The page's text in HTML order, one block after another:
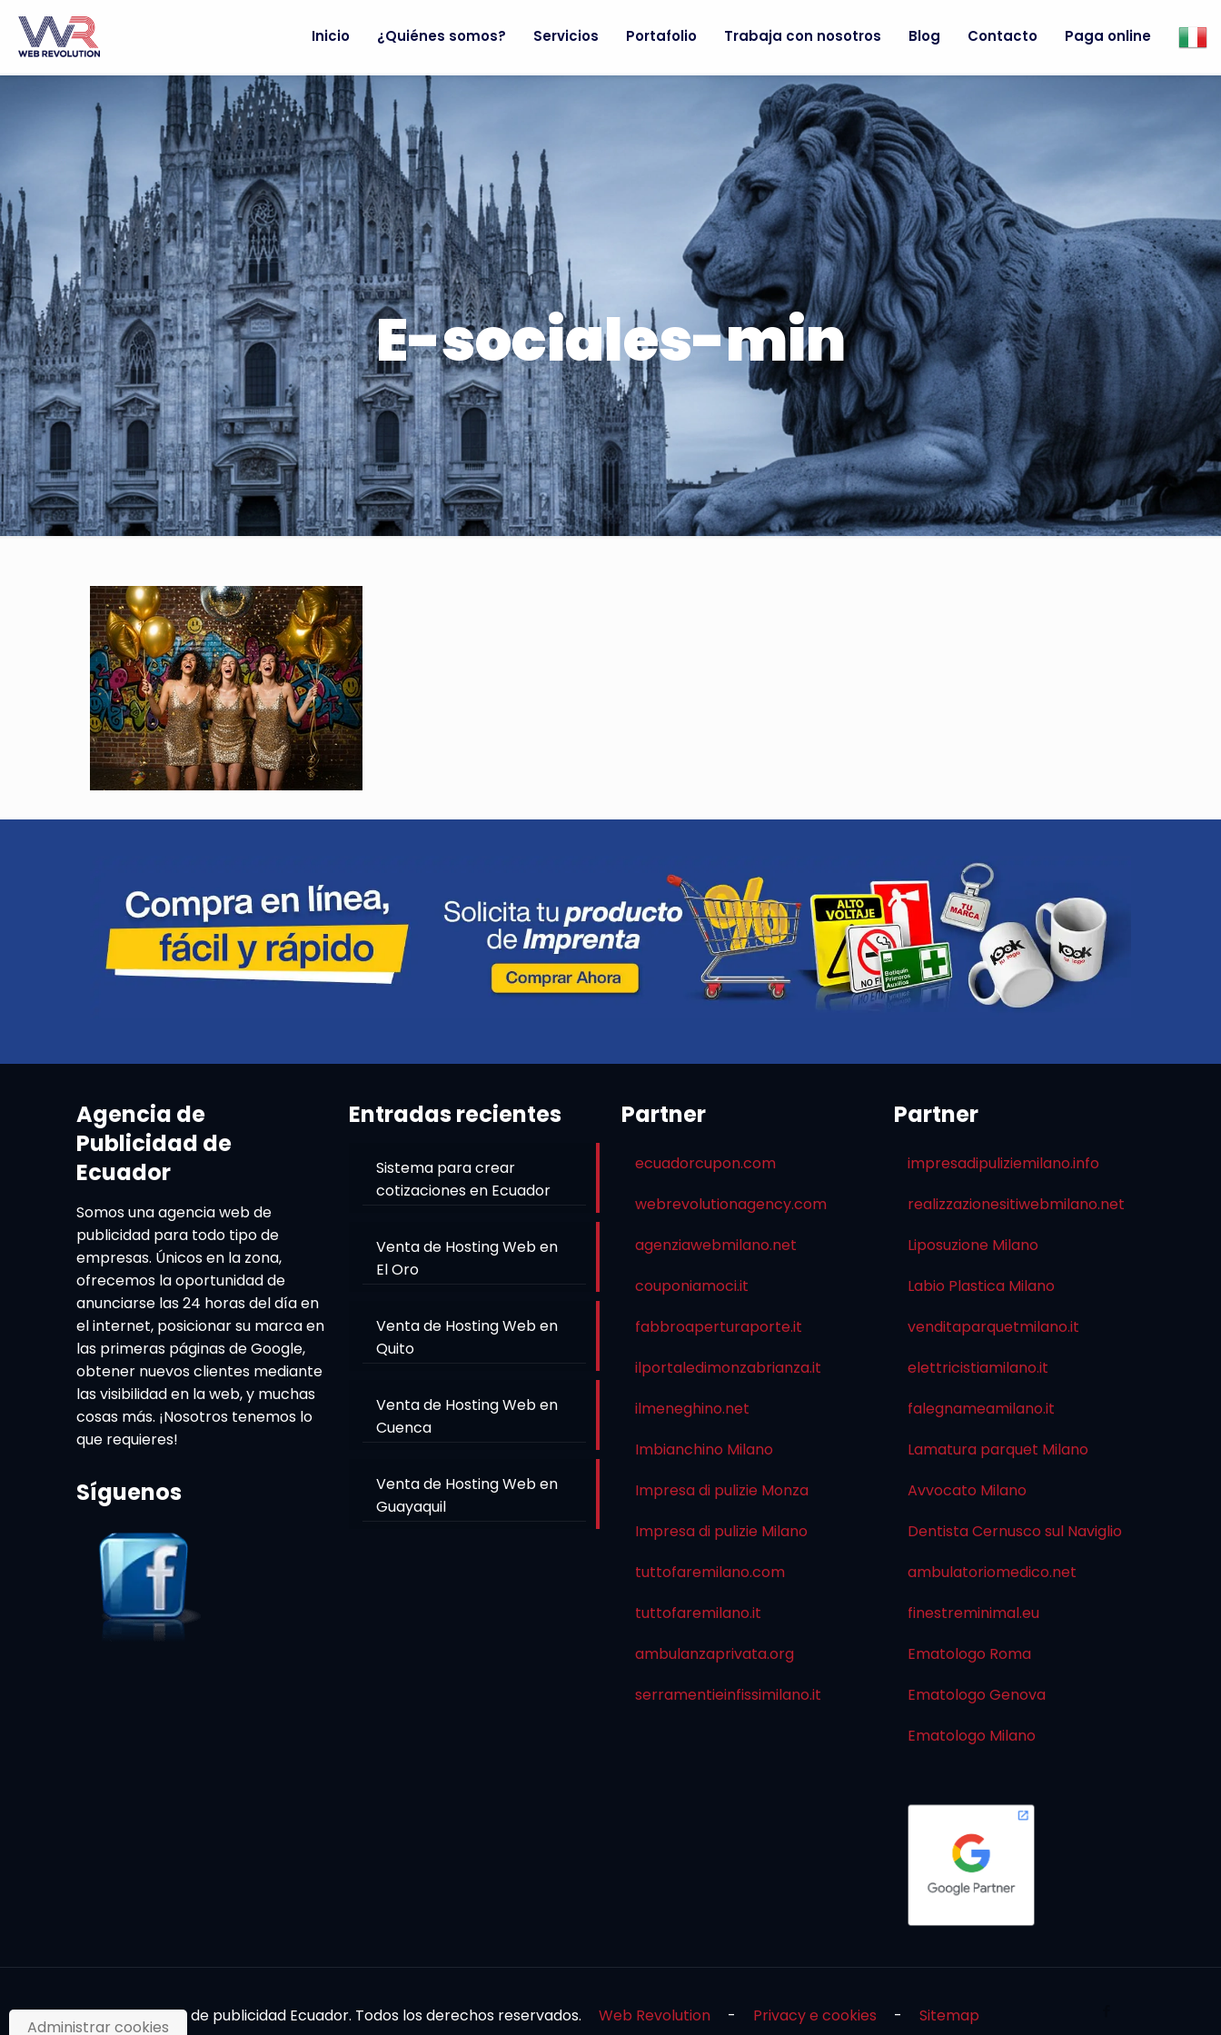
Inicio ¿Quiénes somos? Servicios Portafolio Trabaja con nosotros Blog Contacto Paga online
E-sociales-min
Agencia de
Publicidad de
Ecuador
Somos una agencia web de
publicidad para todo tipo de
empresas. Únicos en la zona,
ofrecemos la oportunidad de
anunciarse las 24 horas del día en
el internet, posicionar su marca en
las primeras páginas de Google,
obtener nuevos clientes mediante
las visibilidad en la web, y muchas
cosas más. ¡Nosotros tenemos lo
que requieres!
Síguenos
Entradas recientes
Sistema para crear
cotizaciones en Ecuador
Venta de Hosting Web en
El Oro
Venta de Hosting Web en
Quito
Venta de Hosting Web en
Cuenca
Venta de Hosting Web en
Guayaquil
Partner
ecuadorcupon.com
webrevolutionagency.com
agenziawebmilano.net
couponiamoci.it
fabbroaperturaporte.it
ilportaledimonzabrianza.it
ilmeneghino.net
Imbianchino Milano
Impresa di pulizie Monza
Impresa di pulizie Milano
tuttofaremilano.com
tuttofaremilano.it
ambulanzaprivata.org
serramentieinfissimilano.it
Partner
impresadipuliziemilano.info
realizzazionesitiwebmilano.net
Liposuzione Milano
Labio Plastica Milano
venditaparquetmilano.it
elettricistiamilano.it
falegnameamilano.it
Lamatura parquet Milano
Avvocato Milano
Dentista Cernusco sul Naviglio
ambulatoriomedico.net
finestreminimal.eu
Ematologo Roma
Ematologo Genova
Ematologo Milano
© 2017. Agencia de publicidad Ecuador. Todos los derechos reservados. Web Revolution - Privacy e cookies - Sitemap
Administrar cookies